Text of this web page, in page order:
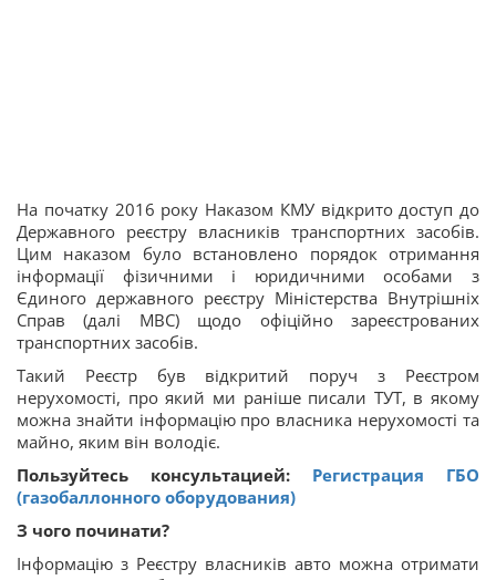
На початку 2016 року Наказом КМУ відкрито доступ до
Державного реєстру власників транспортних засобів.
Цим наказом було встановлено порядок отримання
інформації фізичними і юридичними особами з
Єдиного державного реєстру Міністерства Внутрішніх
Справ (далі МВС) щодо офіційно зареєстрованих
транспортних засобів.
Такий Реєстр був відкритий поруч з Реєстром
нерухомості, про який ми раніше писали ТУТ, в якому
можна знайти інформацію про власника нерухомості та
майно, яким він володіє.
Пользуйтесь консультацией: Регистрация ГБО
(газобаллонного оборудования)
З чого починати?
Інформацію з Реєстру власників авто можна отримати